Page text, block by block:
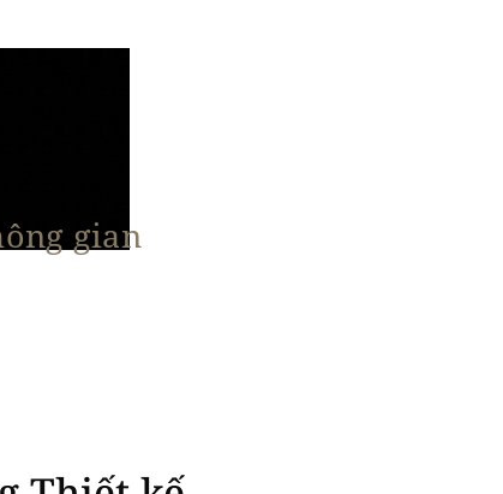
gian